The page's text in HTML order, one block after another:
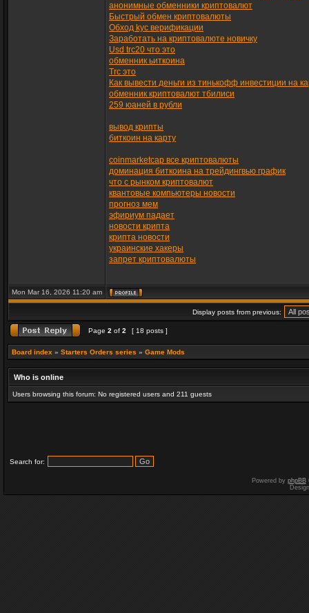
анонимные обменники криптовалют
Быстрый обмен криптовалюты
Обход kyc верификации
Заработать на криптовалюте новичку
Usd trc20 что это
обменник ьиткоина
Trc это
Как вывести деньги из тинькофф инвестиции на
обменник криптовалют тбилиси
259 юаней в рубли
вывод крипты
биткоин на карту
coinmarketcap все криптовалюты
доминация биткоина на трейдингвью график
что с рынком криптовалют
квантовые компьютеры новости
прогноз мем
эфириум падает
новости крипта
крипта новости
украинские хакеры
запрет криптовалюты
Mon Mar 16, 2026 11:20 am
Display posts from previous:
Page 2 of 2 [ 18 posts ]
Board index » Starters Orders series » Game Mods
Who is online
Users browsing this forum: No registered users and 211 guests
Search for:
Powered by phpBB